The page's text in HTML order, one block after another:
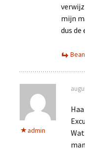
mijn
dus
admin